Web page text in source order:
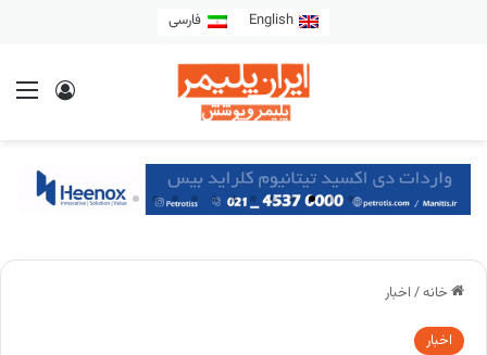
English فارسی
خانه/ اخبار
اخبار